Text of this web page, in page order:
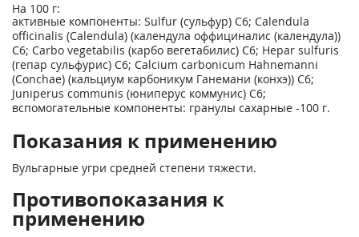
На 100 г:
активные компоненты: Sulfur (сульфур) С6; Calendula
officinalis (Calendula) (календула оффициналис (календула))
С6; Carbo vegetabilis (карбо вегетабилис) С6; Hepar sulfuris
(гепар сульфурис) С6; Calcium carbonicum Hahnemanni
(Conchae) (кальциум карбоникум Ганемани (конхэ)) С6;
Juniperus communis (юниперус коммунис) С6;
вспомогательные компоненты: гранулы сахарные -100 г.
Показания к применению
Вульгарные угри средней степени тяжести.
Противопоказания к
применению